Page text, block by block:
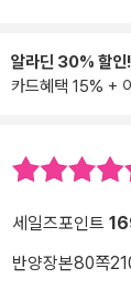
알라딘 30% 할인
카드혜택 15% +
세일즈포인트
반양장본80쪽